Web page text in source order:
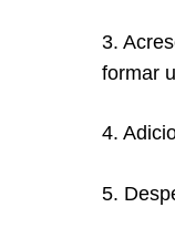
3.
formar
4.
5.